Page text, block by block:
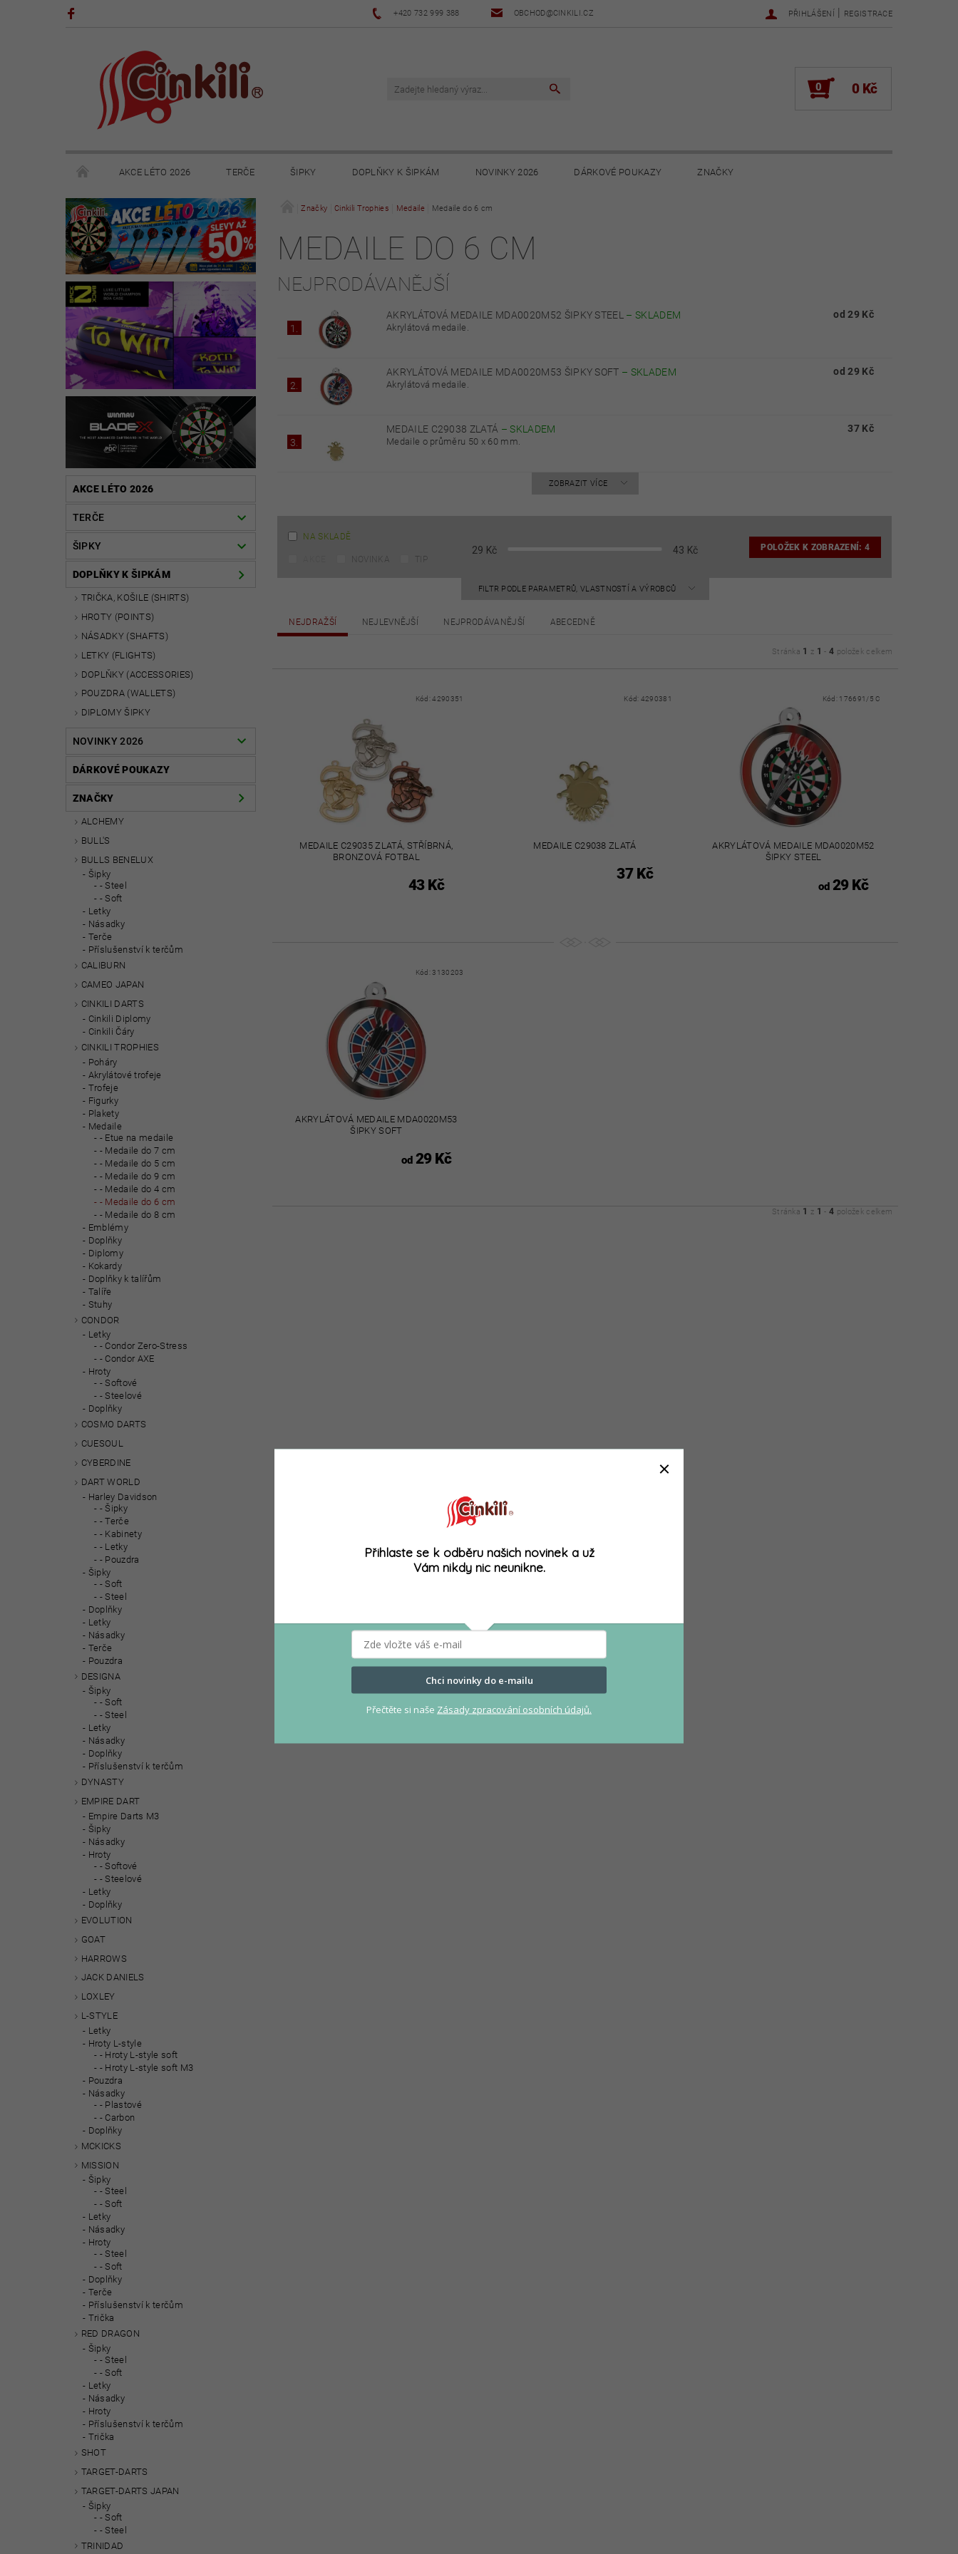
+420 732 999 388 OBCHOD@CINKILI.CZ PŘIHLÁŠENÍ | REGISTRACE
0 0 Kč
AKCE LÉTO 2026 TERČE ŠIPKY DOPLŇKY K ŠIPKÁM NOVINKY 2026 DÁRKOVÉ POUKAZY ZNAČKY
POHÁRY A TROFEJE VÝPRODEJ HRY NOVINKY 2025 NOVINKY 2024
KONTAKTY NAPIŠTE NÁM OBCHODNÍ PODMÍNKY OCHRANA OSOBNÍCH ÚDAJŮ
AKCE LÉTO 2026
TERČE
ŠIPKY
DOPLŇKY K ŠIPKÁM
TRIČKA, KOŠILE (SHIRTS)
HROTY (POINTS)
NÁSADKY (SHAFTS)
LETKY (FLIGHTS)
DOPLŇKY (ACCESSORIES)
POUZDRA (WALLETS)
DIPLOMY ŠIPKY
NOVINKY 2026
DÁRKOVÉ POUKAZY
ZNAČKY
ALCHEMY
BULL'S
BULLS BENELUX
Šipky
- Steel
- Soft
Letky
Násadky
Terče
Příslušenství k terčům
CALIBURN
CAMEO JAPAN
CINKILI DARTS
Cinkili Diplomy
Cinkili Čáry
CINKILI TROPHIES
Poháry
Akrylátové trofeje
Trofeje
Figurky
Plakety
Medaile
- Etue na medaile
- Medaile do 7 cm
- Medaile do 5 cm
- Medaile do 9 cm
- Medaile do 4 cm
- Medaile do 6 cm
- Medaile do 8 cm
Emblémy
Doplňky
Diplomy
Kokardy
Doplňky k talířům
Talíře
Stuhy
CONDOR
Letky
- Condor Zero-Stress
- Condor AXE
Hroty
- Softové
- Steelové
Doplňky
COSMO DARTS
CUESOUL
CYBERDINE
DART WORLD
Harley Davidson
- Šipky
- Terče
- Kabinety
- Letky
- Pouzdra
Šipky
- Soft
- Steel
Doplňky
Letky
Násadky
Terče
Pouzdra
DESIGNA
Šipky
- Soft
- Steel
Letky
Násadky
Doplňky
Příslušenství k terčům
DYNASTY
EMPIRE DART
Empire Darts M3
Šipky
Násadky
Hroty
- Softové
- Steelové
Letky
Doplňky
EVOLUTION
GOAT
HARROWS
JACK DANIELS
LOXLEY
L-STYLE
Letky
Hroty L-style
- Hroty L-style soft
- Hroty L-style soft M3
Pouzdra
Násadky
- Plastové
- Carbon
Doplňky
MCKICKS
MISSION
Šipky
- Steel
- Soft
Letky
Násadky
Hroty
- Steel
- Soft
Doplňky
Terče
Příslušenství k terčům
Trička
RED DRAGON
Šipky
- Steel
- Soft
Letky
Násadky
Hroty
Příslušenství k terčům
Trička
SHOT
TARGET-DARTS
TARGET-DARTS JAPAN
Šipky
- Soft
- Steel
TRINIDAD
Značky Cinkili Trophies Medaile Medaile do 6 cm
MEDAILE DO 6 CM
NEJPRODÁVANĚJŠÍ
1.
AKRYLÁTOVÁ MEDAILE MDA0020M52 ŠIPKY STEEL –SKLADEM
Akrylátová medaile.
od 29 Kč
2.
AKRYLÁTOVÁ MEDAILE MDA0020M53 ŠIPKY SOFT – SKLADEM
Akrylátová medaile.
od 29 Kč
3.
MEDAILE C29038 ZLATÁ –SKLADEM
Medaile o průměru 50 x 60 mm.
37 Kč
ZOBRAZIT VÍCE
NA SKLADĚ
NOVINKA TIP
29 Kč 43 Kč POLOŽEK K ZOBRAZENÍ:4
FILTR PODLE PARAMETRŮ, VLASTNOSTÍ A VÝROBCŮ
NEJDRAŽŠÍ NEJLEVNĚJŠÍ NEJPRODÁVANĚJŠÍ ABECEDNĚ
Stránka 1 z 1 -4 položek celkem
Kód:4290351
MEDAILE C29035 ZLATÁ, STŘÍBRNÁ,
BRONZOVÁ FOTBAL
43 Kč
Kód: 4290381
MEDAILE C29038 ZLATÁ
37 Kč
Kód: 176691/5 C
AKRYLÁTOVÁ MEDAILE MDA0020M52
ŠIPKY STEEL
od29 Kč
Kód:3130203
AKRYLÁTOVÁ MEDAILE MDA0020M53
ŠIPKY SOFT
od29 Kč
Stránka 1 z 1 -4 položek celkem
Přihlaste se k odběru našich novinek a už
Vám nikdy nic neunikne.
Chci novinky do e-mailu
Přečtěte si naše Zásady zpracování osobních údajů.